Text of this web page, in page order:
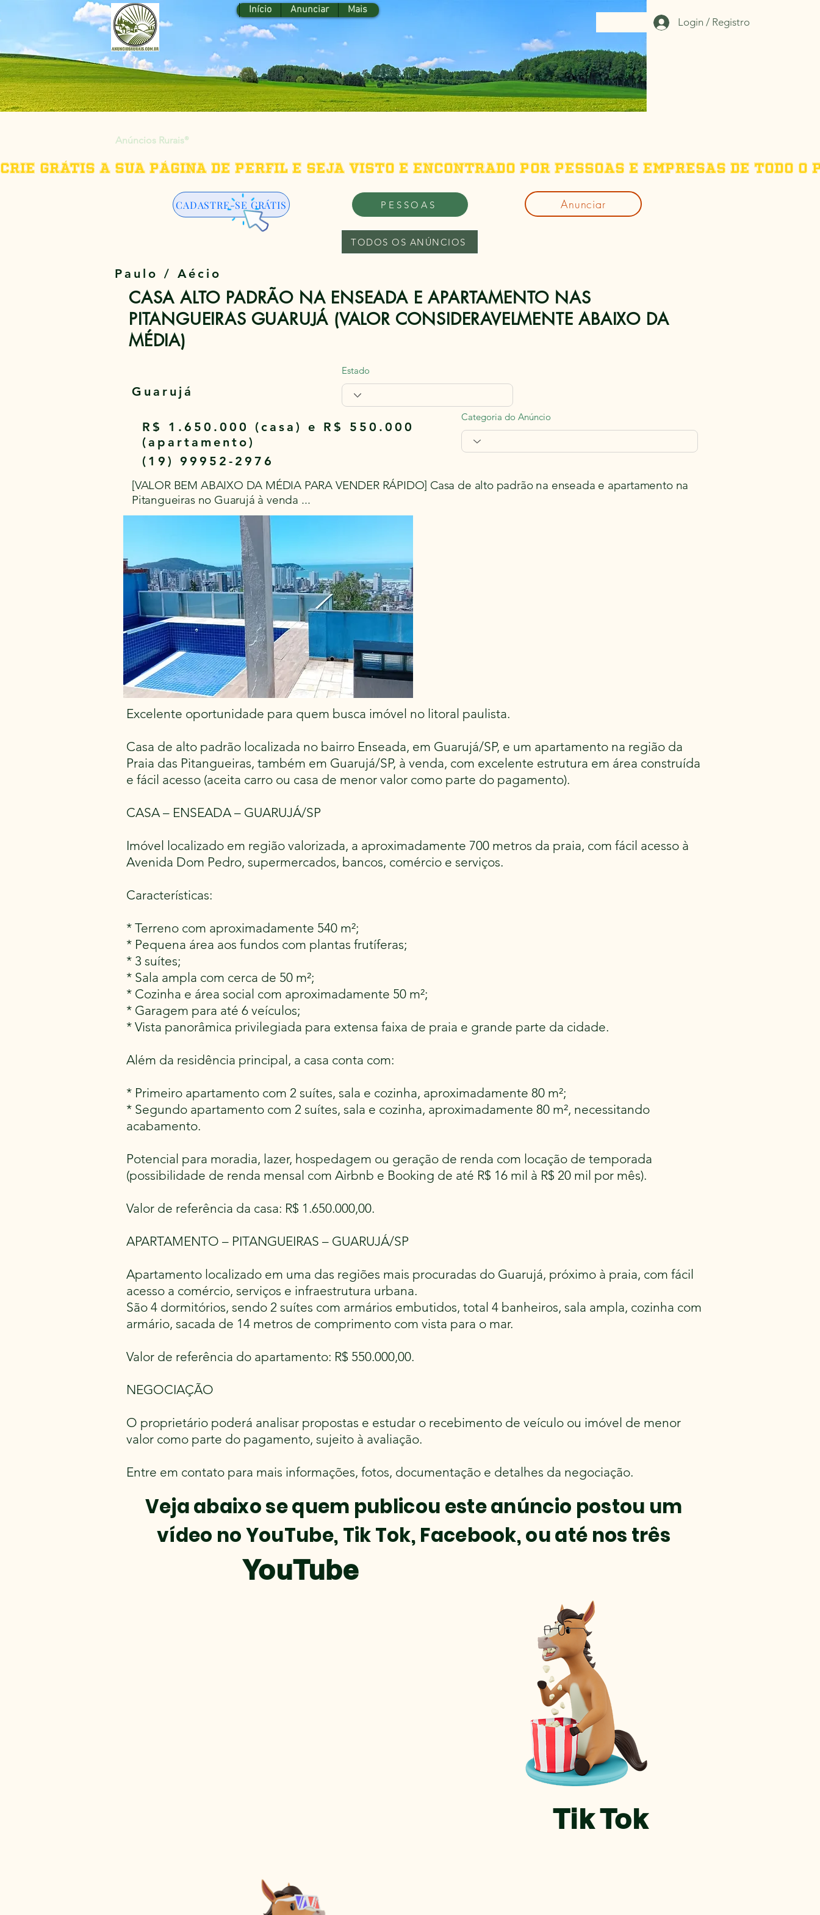
Login / Registro
Anúncios Rurais®
Início Anunciar Mais
Crie grátis a sua página de perfil e seja visto e encontrado por pessoas e empresas de todo o
CADASTRE-SE GRÁTIS PESSOAS Anunciar
TODOS OS ANÚNCIOS
Paulo / Aécio
CASA ALTO PADRÃO NA ENSEADA E APARTAMENTO NAS
PITANGUEIRAS GUARUJÁ (VALOR CONSIDERAVELMENTE ABAIXO DA
MÉDIA)
Guarujá
Estado
R$ 1.650.000 (casa) e R$ 550.000
(apartamento)
(19) 99952-2976
Categoria do Anúncio
[VALOR BEM ABAIXO DA MÉDIA PARA VENDER RÁPIDO] Casa de alto padrão na enseada e apartamento na
Pitangueiras no Guarujá à venda ...
Excelente oportunidade para quem busca imóvel no litoral paulista.
Casa de alto padrão localizada no bairro Enseada, em Guarujá/SP, e um apartamento na região da
Praia das Pitangueiras, também em Guarujá/SP, à venda, com excelente estrutura em área construída
e fácil acesso (aceita carro ou casa de menor valor como parte do pagamento).
CASA – ENSEADA – GUARUJÁ/SP
Imóvel localizado em região valorizada, a aproximadamente 700 metros da praia, com fácil acesso à
Avenida Dom Pedro, supermercados, bancos, comércio e serviços.
Características:
* Terreno com aproximadamente 540 m²;
* Pequena área aos fundos com plantas frutíferas;
* 3 suítes;
* Sala ampla com cerca de 50 m²;
* Cozinha e área social com aproximadamente 50 m²;
* Garagem para até 6 veículos;
* Vista panorâmica privilegiada para extensa faixa de praia e grande parte da cidade.
Além da residência principal, a casa conta com:
* Primeiro apartamento com 2 suítes, sala e cozinha, aproximadamente 80 m²;
* Segundo apartamento com 2 suítes, sala e cozinha, aproximadamente 80 m², necessitando
acabamento.
Potencial para moradia, lazer, hospedagem ou geração de renda com locação de temporada
(possibilidade de renda mensal com Airbnb e Booking de até R$ 16 mil à R$ 20 mil por mês).
Valor de referência da casa: R$ 1.650.000,00.
APARTAMENTO – PITANGUEIRAS – GUARUJÁ/SP
Apartamento localizado em uma das regiões mais procuradas do Guarujá, próximo à praia, com fácil
acesso a comércio, serviços e infraestrutura urbana.
São 4 dormitórios, sendo 2 suítes com armários embutidos, total 4 banheiros, sala ampla, cozinha com
armário, sacada de 14 metros de comprimento com vista para o mar.
Valor de referência do apartamento: R$ 550.000,00.
NEGOCIAÇÃO
O proprietário poderá analisar propostas e estudar o recebimento de veículo ou imóvel de menor
valor como parte do pagamento, sujeito à avaliação.
Entre em contato para mais informações, fotos, documentação e detalhes da negociação.
Veja abaixo se quem publicou este anúncio postou um
vídeo no YouTube, Tik Tok, Facebook, ou até nos três
YouTube
Tik Tok